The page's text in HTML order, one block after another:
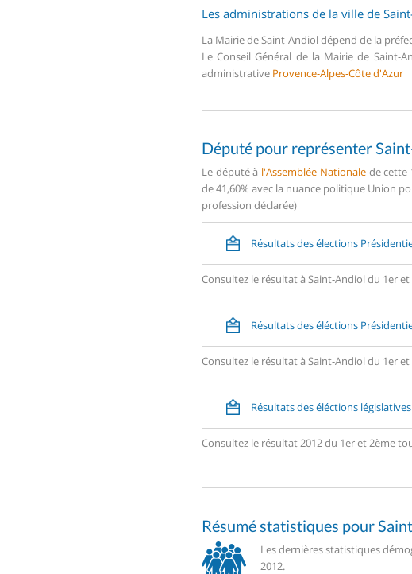
Les administrations de la ville de
La Mairie de Saint-Andiol dépend de la
Le Conseil Général de la Mairie de Saint-
administrative Provence-Alpes-Côte d'Azur
Député pour représenter
Le député à l'Assemblée Nationalede cette
de 41,60% avec la nuance politique Union
profession déclarée)
Résultats des élections
Consultez le résultat à Saint-Andiol du 1er
Résultats des éléctions
Consultez le résultat à Saint-Andiol du 1er
Résultats des éléctions
Consultez le résultat 2012 du 1er et 2ème
Résumé statistiques pour
Les dernières statistiques
2012.